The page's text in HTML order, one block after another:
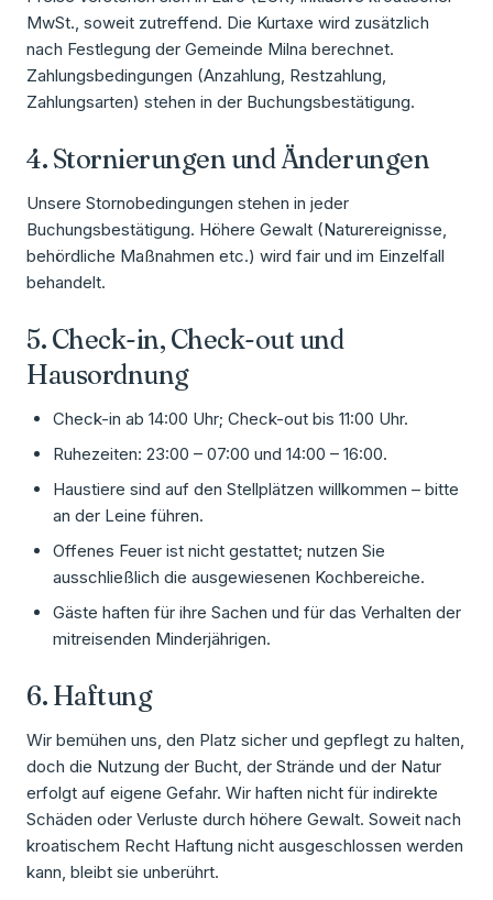
MwSt., soweit zutreffend. Die Kurtaxe wird zusätzlich
nach Festlegung der Gemeinde Milna berechnet.
Zahlungsbedingungen (Anzahlung, Restzahlung,
Zahlungsarten) stehen in der Buchungsbestätigung.
4. Stornierungen und Änderungen
Unsere Stornobedingungen stehen in jeder
Buchungsbestätigung. Höhere Gewalt (Naturereignisse,
behördliche Maßnahmen etc.) wird fair und im Einzelfall
behandelt.
5. Check-in, Check-out und
Hausordnung
Check-in ab 14:00 Uhr; Check-out bis 11:00 Uhr.
Ruhezeiten: 23:00 – 07:00 und 14:00 – 16:00.
Haustiere sind auf den Stellplätzen willkommen – bitte
an der Leine führen.
Offenes Feuer ist nicht gestattet; nutzen Sie
ausschließlich die ausgewiesenen Kochbereiche.
Gäste haften für ihre Sachen und für das Verhalten der
mitreisenden Minderjährigen.
6. Haftung
Wir bemühen uns, den Platz sicher und gepflegt zu halten,
doch die Nutzung der Bucht, der Strände und der Natur
erfolgt auf eigene Gefahr. Wir haften nicht für indirekte
Schäden oder Verluste durch höhere Gewalt. Soweit nach
kroatischem Recht Haftung nicht ausgeschlossen werden
kann, bleibt sie unberührt.